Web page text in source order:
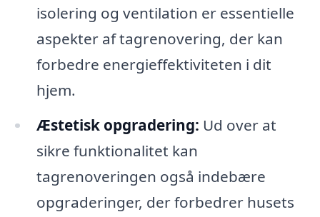
isolering og ventilation er essentielle
aspekter af tagrenovering, der kan
forbedre energieffektiviteten i dit
hjem.
Æstetisk opgradering: Ud over at
sikre funktionalitet kan
tagrenoveringen også indebære
opgraderinger, der forbedrer husets